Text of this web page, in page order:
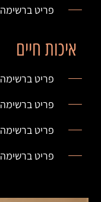
פריט ברשימה #1
איכות חיים
פריט ברשימה #1
פריט ברשימה #1
פריט ברשימה #1
פריט ברשימה #1